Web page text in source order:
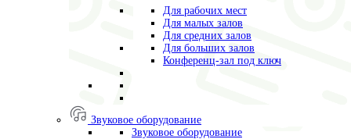
Для рабочих мест
Для малых залов
Для средних залов
Для больших залов
Конференц-зал под ключ
Звуковое оборудование
Звуковое оборудование